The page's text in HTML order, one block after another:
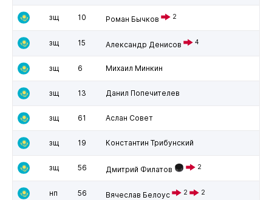
зщ 10 Роман Бычков 2
зщ 15 Александр Денисов 4
зщ 6 Михаил Минкин
зщ 13 Данил Попечителев
зщ 61 Аслан Совет
зщ 19 Константин Трибунский
зщ 56 Дмитрий Филатов 2
нп 56 Вячеслав Белоус 2 2